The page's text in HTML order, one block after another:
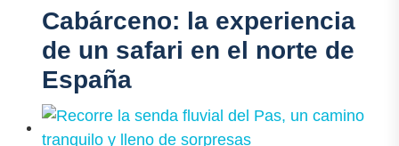
Cabárceno: la experiencia
de un safari en el norte de
España